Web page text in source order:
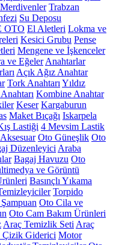
Trabzan
Su Deposu
OTO El Aletleri Lokma ve
Kesici Grubu Pense
Mengene ve İşkenceler
ve Eğeler Anahtarlar
Açık Ağız Anahtar
Tork Anahtarı Yıldız
Kombine Anahtar
Keser Kargaburun
Maket Bıçağı Iskarpela
Lastiği 4 Mevsim Lastik
Oto Güneşlik Oto
Düzenleyici Araba
Bagaj Havuzu Oto
ve Görüntü
Basınçlı Yıkama
Torpido
Oto Cila ve
Oto Cam Bakım Ürünleri
Araç Temizlik Seti Araç
Çizik Giderici Motor